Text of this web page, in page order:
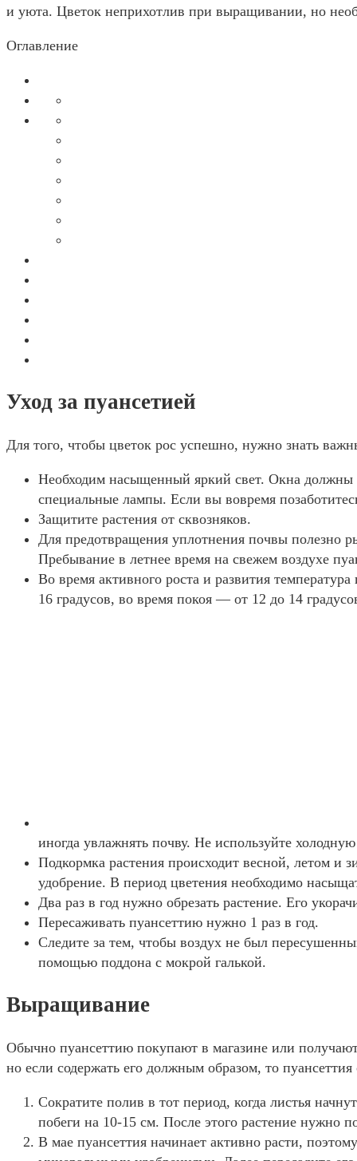
и уюта. Цветок неприхотлив при выращивании, но
Оглавление
Уход за пуансетией
Для того, чтобы цветок рос успешно, нужно знать
Необходим насыщенный яркий свет. Окна должны
специальные лампы. Если вы вовремя
Защитите растения от сквозняков.
Для предотвращения уплотнения почвы полезно
Пребывание в летнее время на свежем воздухе
Во время активного роста и развития
16 градусов, во время покоя ― от 12 до 14
иногда увлажнять почву. Не используйте
Подкормка растения происходит весной, летом и
удобрение. В период цветения необходимо
Два раз в год нужно обрезать растение. Его
Пересаживать пуансеттию нужно 1 раз в год.
Следите за тем, чтобы воздух не был
помощью поддона с мокрой галькой.
Выращивание
Обычно пуансеттию покупают в магазине или
но если содержать его должным образом, то
Сократите полив в тот период, когда листья
побеги на 10-15 см. После этого растение нужно
В мае пуансеттия начинает активно расти,